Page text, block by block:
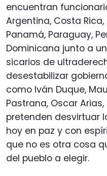
encuentran
Argentina, Costa
Panamá, Paraguay,
Dominicana junto a
sicarios de
desestabilizar
como Iván Duque,
Pastrana, Oscar
pretenden desvirtuar
hoy en paz y con
que no es otra cosa
del pueblo a elegir.